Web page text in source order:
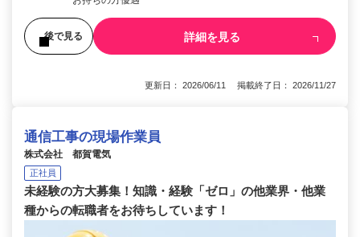
後で見る 詳細を見る
更新日： 2026/06/11 掲載終了日： 2026/11/27
通信工事の現場作業員
株式会社 都賀電気
正社員
未経験の方大募集！知識・経験「ゼロ」の他業界・他業
種からの転職者をお待ちしています！